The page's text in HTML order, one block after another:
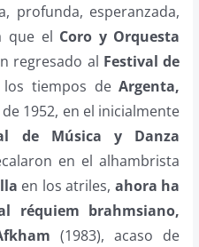
profunda, esperanzada,
que el Coro y Orquesta
regresado al Festival de
los tiempos deArgenta,
1952, en el inicialmente
de Música y Danza
en el alhambrista
en los atriles, ahora ha
réquiem brahmsiano,
(1983), acaso de